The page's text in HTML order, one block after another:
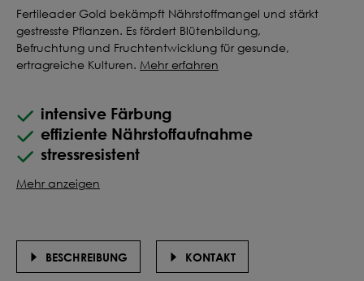
Fertileader Gold bekämpft Nährstoffmangel und stärkt
gestresste Pflanzen. Es fördert Blütenbildung,
Befruchtung und Fruchtentwicklung für gesunde,
ertragreiche Kulturen. Mehr erfahren
intensive Färbung
effiziente Nährstoffaufnahme
stressresistent
Mehr anzeigen
BESCHREIBUNG KONTAKT